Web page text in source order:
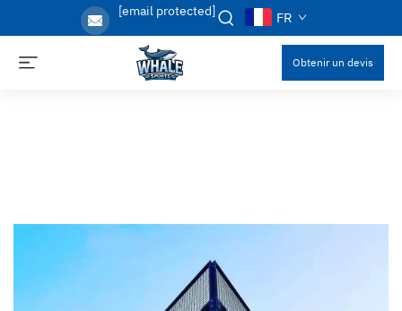
[email protected] FR
Obtenir un devis